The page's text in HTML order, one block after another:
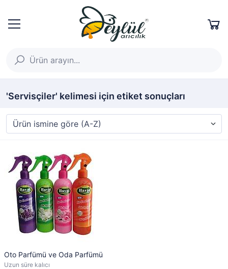
'Servisçiler' kelimesi için etiket sonuçları
Oto Parfümü ve Oda Parfümü
Uzun süre kalıcı